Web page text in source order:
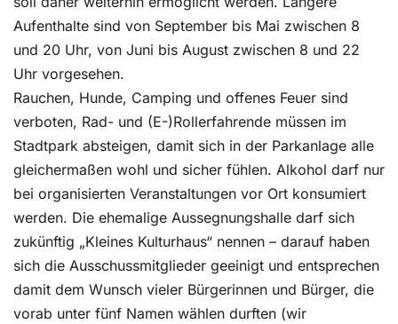
Aufenthalte sind von September bis Mai zwischen 8
und 20 Uhr, von Juni bis August zwischen 8 und 22
Uhr vorgesehen.
Rauchen, Hunde, Camping und offenes Feuer sind
verboten, Rad- und (E-)Rollerfahrende müssen im
Stadtpark absteigen, damit sich in der Parkanlage alle
gleichermaßen wohl und sicher fühlen. Alkohol darf nur
bei organisierten Veranstaltungen vor Ort konsumiert
werden. Die ehemalige Aussegnungshalle darf sich
zukünftig „Kleines Kulturhaus“ nennen – darauf haben
sich die Ausschussmitglieder geeinigt und entsprechen
damit dem Wunsch vieler Bürgerinnen und Bürger, die
vorab unter fünf Namen wählen durften (wir